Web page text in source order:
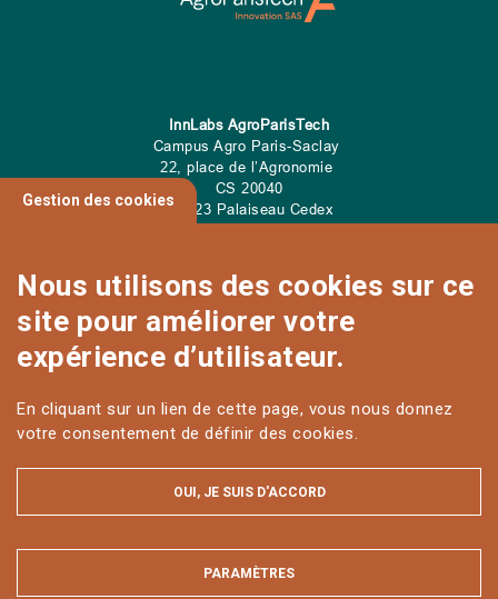
InnLabs AgroParisTech
Campus Agro Paris-Saclay
22, place de l’Agronomie
CS 20040
91 123 Palaiseau Cedex
CONTACT
Gestion des cookies
Nous utilisons des cookies sur ce
site pour améliorer votre
expérience d’utilisateur.
En cliquant sur un lien de cette page, vous nous donnez
votre consentement de définir des cookies.
OUI, JE SUIS D'ACCORD
MASQUER
PARAMÈTRES